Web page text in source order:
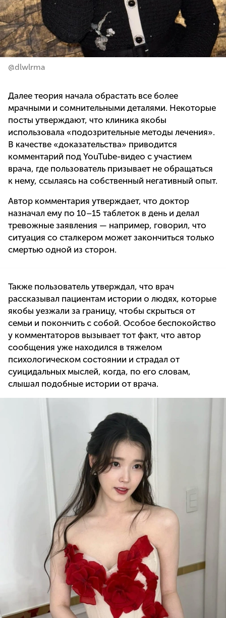
@dlwlrma
Далее теория начала обрастать все более
мрачными и сомнительными деталями. Некоторые
посты утверждают, что клиника якобы
использовала «подозрительные методы лечения».
В качестве «доказательства» приводится
комментарий под YouTube-видео с участием
врача, где пользователь призывает не обращаться
к нему, ссылаясь на собственный негативный опыт.
Автор комментария утверждает, что доктор
назначал ему по 10–15 таблеток в день и делал
тревожные заявления — например, говорил, что
ситуация со сталкером может закончиться только
смертью одной из сторон.
Также пользователь утверждал, что врач
рассказывал пациентам истории о людях, которые
якобы уезжали за границу, чтобы скрыться от
семьи и покончить с собой. Особое беспокойство
у комментаторов вызывает тот факт, что автор
сообщения уже находился в тяжелом
психологическом состоянии и страдал от
суицидальных мыслей, когда, по его словам,
слышал подобные истории от врача.